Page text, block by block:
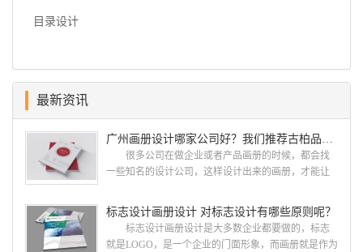
目录设计
最新资讯
广州画册设计哪家公司好？我们推荐古柏品牌设计
很多公司在做企业或者产品画册的时候，都会找
一些知名的设计公司，这样设计出来的画册，才能让
就给大家说说广州画册设计找哪家公司。 广州画
册设计哪家公司好？本地人都会选择古柏品牌设
计 广州古柏品牌设计有限公司成立于2004年，是
标志设计画册设计 对标志设计有哪些原则呢？
标志设计画册设计是大多数企业都要做的，标志
就是LOGO，是一个企业的门面形象，而画册就是作为